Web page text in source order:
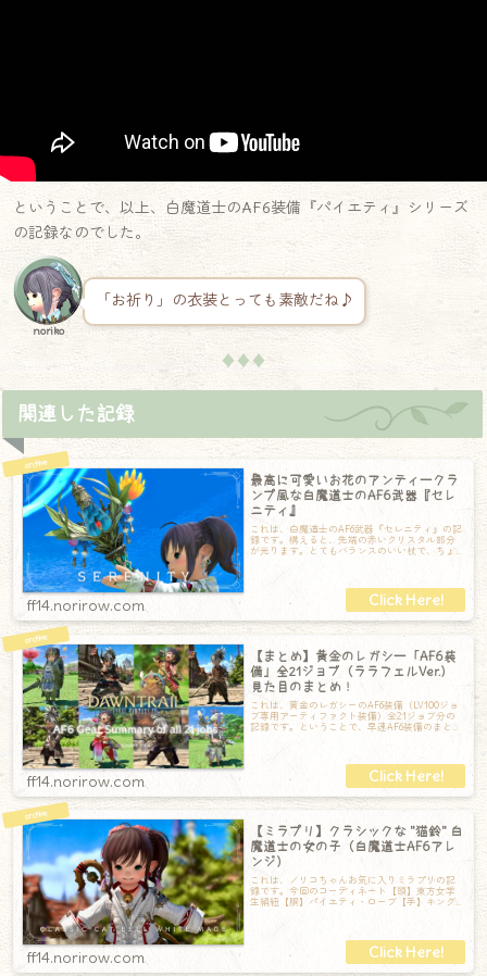
ということで、以上、白魔道士のAF6装備『パイエティ』シリーズ
の記録なのでした。
noriko
「お祈り」の衣装とっても素敵だね♪
♦♦♦
関連した記録
最高に可愛いお花のアンティークラ
ンプ風な白魔道士のAF6武器『セレ
ニティ』
これは、白魔道士のAF6武器『セレニティ』の記
録です。構えると、先端の赤いクリスタル部分
が光ります。とてもバランスのいい杖で、ちょ
ff14.norirow.com
【まとめ】黄金のレガシー「AF6装
備」全21ジョブ（ララフェルVer.）
見た目のまとめ！
これは、黄金のレガシーのAF6装備（LV100ジョ
ブ専用アーティファクト装備）全21ジョブ分の
記録です。ということで、早速AF6装備のまとめ
ff14.norirow.com
【ミラプリ】クラシックな "猫鈴" 白
魔道士の女の子（白魔道士AF6アレ
ンジ）
これは、ノリコちゃんお気に入りミラプリの記
録です。今回のコーディネート【頭】東方女学
生絹紐【胴】パイエティ・ローブ【手】キング
ff14.norirow.com